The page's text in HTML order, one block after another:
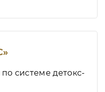
системе детокс-